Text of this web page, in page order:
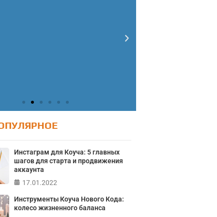
Тест: Как я
свою
жизнь?
тест на основе шкалы
контроля Джулиана Роттера
Инстаграм для Коуча: 5 главных
шагов для старта и продвижения
аккаунта
17.01.2022
Инструменты Коуча Нового Кода:
колесо жизненного баланса